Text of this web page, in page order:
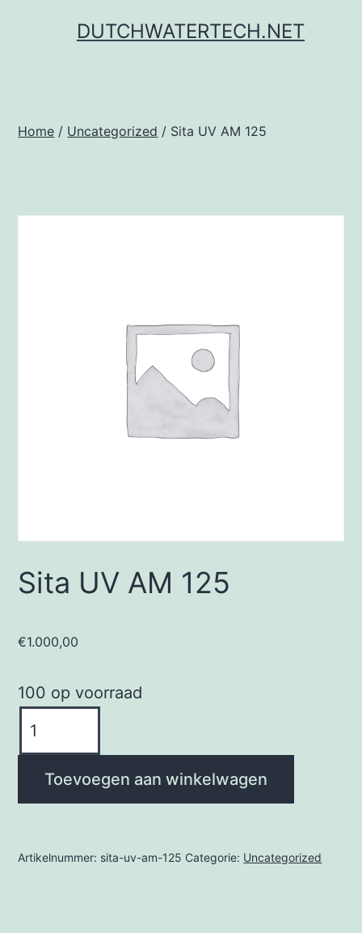
DUTCHWATERTECH.NET
Home / Uncategorized / Sita UV AM 125
Sita UV AM 125
€1.000,00
100 op voorraad
UV
Toevoegen aan winkelwagen
Artikelnummer: sita-uv-am-125 Categorie: Uncategorized